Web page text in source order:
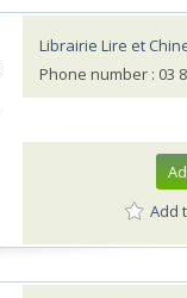
Librairie Lire et
Phone number : 03
Add